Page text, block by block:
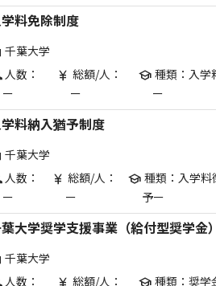
料免除制度
千葉大学
人数：
ー
currency_yen 総額/人：
ー
school 種類：入学
ー
料納入猶予制度
千葉大学
人数：
ー
currency_yen 総額/人：
ー
school 種類：入学料
予ー
大学奨学支援事業（給付型奨学金）
千葉大学
人数：
currency_yen 総額/人：
school 種類：奨学